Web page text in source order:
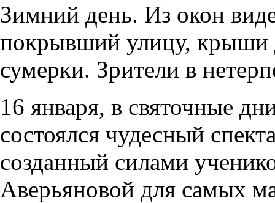
Зимний день. Из окон
покрывший улицу, крыши
сумерки. Зрители в
16 января, в святочные
состоялся чудесный
созданный силами
Аверьяновой для самых